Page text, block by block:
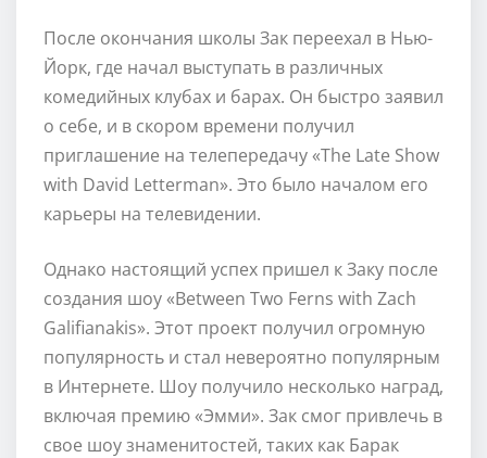
После окончания школы Зак переехал в Нью-
Йорк, где начал выступать в различных
комедийных клубах и барах. Он быстро заявил
о себе, и в скором времени получил
приглашение на телепередачу «The Late Show
with David Letterman». Это было началом его
карьеры на телевидении.
Однако настоящий успех пришел к Заку после
создания шоу «Between Two Ferns with Zach
Galifianakis». Этот проект получил огромную
популярность и стал невероятно популярным
в Интернете. Шоу получило несколько наград,
включая премию «Эмми». Зак смог привлечь в
свое шоу знаменитостей, таких как Барак